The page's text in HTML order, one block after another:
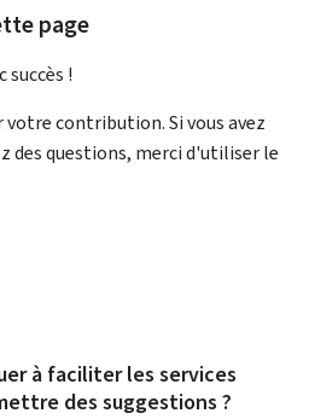
page
succès !
votre contribution. Si vous avez
des questions, merci d'utiliser le
à faciliter les services
des suggestions ?